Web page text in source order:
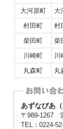
大河原町
大
村田町
村
柴田町
柴
川崎町
川
丸森町
丸
あずなびあ
〒989-1267
TEL：0224-